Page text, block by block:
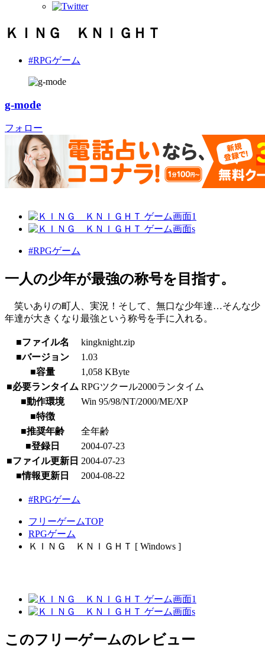
ＫＩＮＧ ＫＮＩＧＨＴ
#RPGゲーム
g-mode
フォロー
#RPGゲーム
一人の少年が最強の称号を目指す。
笑いありの町人、実況！そして、無口な少年達…そんな少
年達が大きくなり最強という称号を手に入れる。
■ファイル名
kingknight.zip
■バージョン
1.03
■容量
1,058 KByte
■必要ランタイム RPGツクール2000ランタイム
■動作環境
Win 95/98/NT/2000/ME/XP
■特徴
■推奨年齢
全年齢
■登録日
2004-07-23
■ファイル更新日 2004-07-23
■情報更新日
2004-08-22
#RPGゲーム
フリーゲームTOP
RPGゲーム
ＫＩＮＧ ＫＮＩＧＨＴ [ Windows ]
このフリーゲームのレビュー